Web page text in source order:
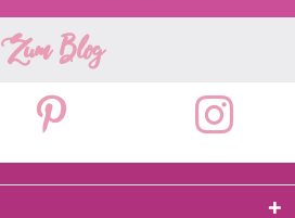
Zum Blog